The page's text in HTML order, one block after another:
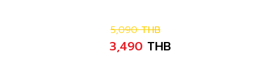
5,090 THB
3,490 THB